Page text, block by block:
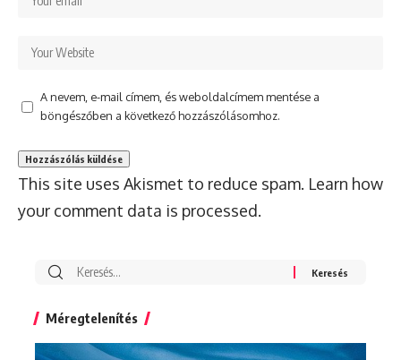
A nevem, e-mail címem, és weboldalcímem mentése a
böngészőben a következő hozzászólásomhoz.
This site uses Akismet to reduce spam. Learn how
your comment data is processed.
Search
Méregtelenítés